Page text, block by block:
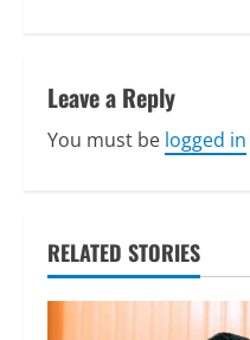
n
i
Leave a Reply
You must be logged in
RELATED STORIES